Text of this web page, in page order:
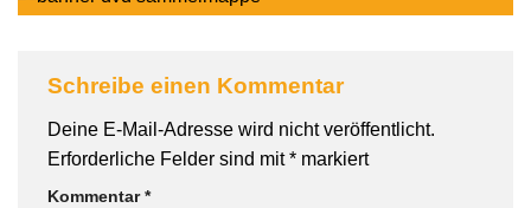
Schreibe einen Kommentar
Deine E-Mail-Adresse wird nicht veröffentlicht.
Erforderliche Felder sind mit* markiert
Kommentar*